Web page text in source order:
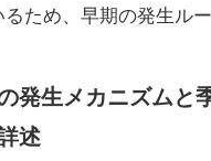
ため、早期の発生ル
発生メカニズムと
述